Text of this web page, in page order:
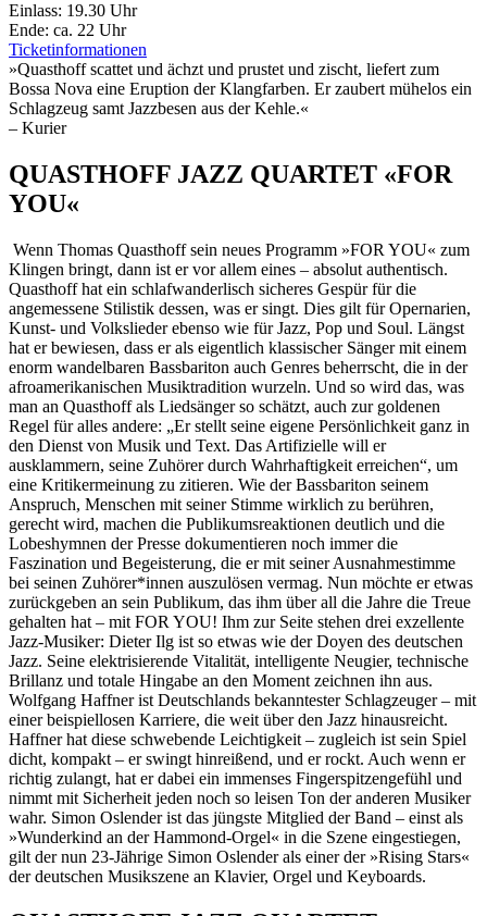
Einlass: 19.30 Uhr
Ende: ca. 22 Uhr
Ticketinformationen
»Quasthoff scattet und ächzt und prustet und zischt, liefert zum
Bossa Nova eine Eruption der Klangfarben. Er zaubert mühelos ein
Schlagzeug samt Jazzbesen aus der Kehle.«
– Kurier
QUASTHOFF JAZZ QUARTET «FOR
YOU«
Wenn Thomas Quasthoff sein neues Programm »FOR YOU« zum
Klingen bringt, dann ist er vor allem eines – absolut authentisch.
Quasthoff hat ein schlafwanderlisch sicheres Gespür für die
angemessene Stilistik dessen, was er singt. Dies gilt für Opernarien,
Kunst- und Volkslieder ebenso wie für Jazz, Pop und Soul. Längst
hat er bewiesen, dass er als eigentlich klassischer Sänger mit einem
enorm wandelbaren Bassbariton auch Genres beherrscht, die in der
afroamerikanischen Musiktradition wurzeln. Und so wird das, was
man an Quasthoff als Liedsänger so schätzt, auch zur goldenen
Regel für alles andere: „Er stellt seine eigene Persönlichkeit ganz in
den Dienst von Musik und Text. Das Artifizielle will er
ausklammern, seine Zuhörer durch Wahrhaftigkeit erreichen“, um
eine Kritikermeinung zu zitieren. Wie der Bassbariton seinem
Anspruch, Menschen mit seiner Stimme wirklich zu berühren,
gerecht wird, machen die Publikumsreaktionen deutlich und die
Lobeshymnen der Presse dokumentieren noch immer die
Faszination und Begeisterung, die er mit seiner Ausnahmestimme
bei seinen Zuhörer*innen auszulösen vermag. Nun möchte er etwas
zurückgeben an sein Publikum, das ihm über all die Jahre die Treue
gehalten hat – mit FOR YOU! Ihm zur Seite stehen drei exzellente
Jazz-Musiker: Dieter Ilg ist so etwas wie der Doyen des deutschen
Jazz. Seine elektrisierende Vitalität, intelligente Neugier, technische
Brillanz und totale Hingabe an den Moment zeichnen ihn aus.
Wolfgang Haffner ist Deutschlands bekanntester Schlagzeuger – mit
einer beispiellosen Karriere, die weit über den Jazz hinausreicht.
Haffner hat diese schwebende Leichtigkeit – zugleich ist sein Spiel
dicht, kompakt – er swingt hinreißend, und er rockt. Auch wenn er
richtig zulangt, hat er dabei ein immenses Fingerspitzengefühl und
nimmt mit Sicherheit jeden noch so leisen Ton der anderen Musiker
wahr. Simon Oslender ist das jüngste Mitglied der Band – einst als
»Wunderkind an der Hammond-Orgel« in die Szene eingestiegen,
gilt der nun 23-Jährige Simon Oslender als einer der »Rising Stars«
der deutschen Musikszene an Klavier, Orgel und Keyboards.